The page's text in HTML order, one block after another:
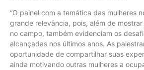
“O painel com a temática das mulheres
grande relevância, pois, além de
no campo, também evidenciam os
alcançadas nos últimos anos. As
oportunidade de compartilhar suas
ainda motivando outras mulheres a